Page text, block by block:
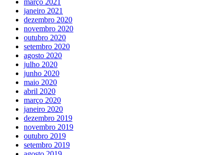
março 2021
janeiro 2021
dezembro 2020
novembro 2020
outubro 2020
setembro 2020
agosto 2020
julho 2020
junho 2020
maio 2020
abril 2020
março 2020
janeiro 2020
dezembro 2019
novembro 2019
outubro 2019
setembro 2019